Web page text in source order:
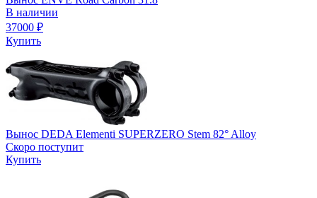
В наличии
37000 ₽
Купить
Вынос DEDA Elementi SUPERZERO Stem 82° Alloy
Скоро поступит
Купить